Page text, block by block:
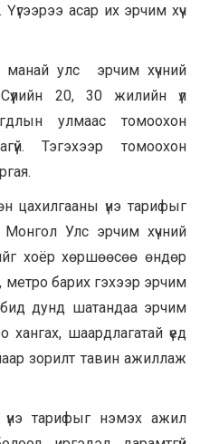
асар их эрчим хүч
манай улс эрчим хүчний
20, 30 жилийн үл
улмаас томоохон
Тэгэхээр томоохон
цахилгааны үнэ тарифыг
Улс эрчим хүчний
хоёр хөршөөсөө өндөр
метро барих гэхээр эрчим
бид дунд шатандаа эрчим
хангах, шаардлагатай үед
зорилт тавин ажиллаж
үнэ тарифыг нэмэх ажил